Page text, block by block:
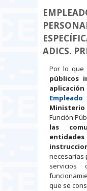
ADICS.
Por lo que
públicos
Ministerio
Función
las
necesarias
que se